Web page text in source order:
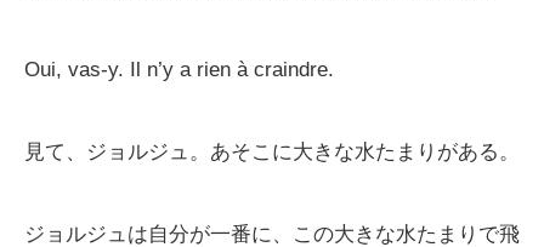
Oui, vas-y. Il n’y a rien à craindre.
見て、ジョルジュ。あそこに大きな水たまりがある。
ジョルジュは自分が一番に、この大きな水たまりで飛